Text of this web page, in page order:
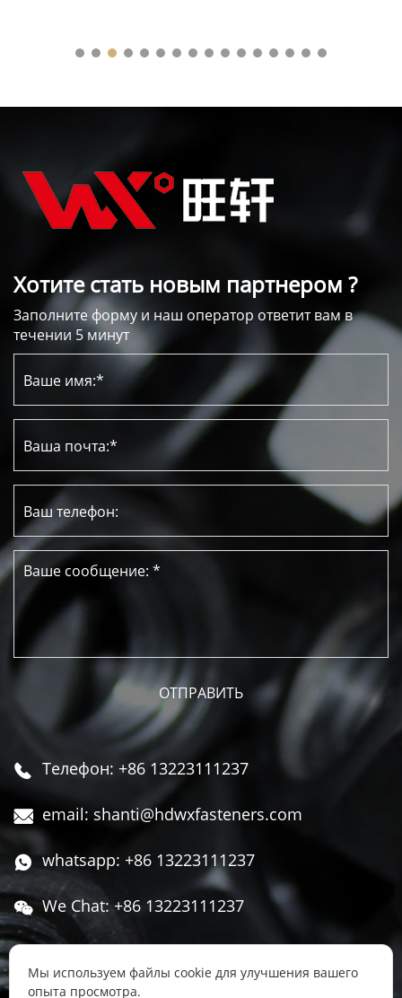
Хотите стать новым партнером ?
Заполните форму и наш оператор ответит вам в
течении 5 минут
 Телефон: +86 13223111237
 email: shanti@hdwxfasteners.com
 whatsapp: +86 13223111237
 We Chat: +86 13223111237
Адрес: Северная часть Западной улицы,
Чжоуцунь, поселок Сису, район Юннянь,
Мы используем файлы cookie для улучшения вашего
опыта просмотра.